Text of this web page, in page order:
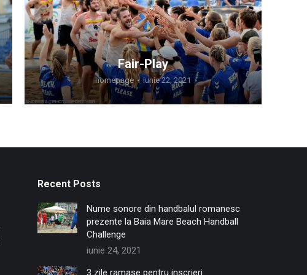
Fair-Play
homepage iunie 22, 2021
Recent Posts
Nume sonore din handbalul romanesc
prezente la Baia Mare Beach Handball
Challenge
iunie 24, 2021
3 zile ramase pentru inscrieri